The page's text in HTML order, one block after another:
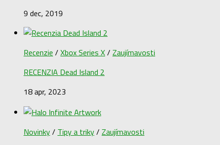
9 dec, 2019
Recenzie / Xbox Series X/ Zaujímavosti
RECENZIA Dead Island 2
18 apr, 2023
Novinky/ Tipy a triky/ Zaujímavosti